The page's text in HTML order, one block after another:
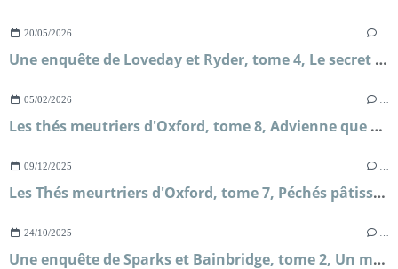
20/05/2026
Une enquête de Loveday et Ryder, tome 4, Le secret de Briar's Hall ; Faith Martin
05/02/2026
Les thés meutriers d'Oxford, tome 8, Advienne que mourra ; H.Y Hanna
09/12/2025
Les Thés meurtriers d'Oxford, tome 7, Péchés pâtissiers ; H.Y Hanna
24/10/2025
Une enquête de Sparks et Bainbridge, tome 2, Un mariage royal ; Allison Montclair